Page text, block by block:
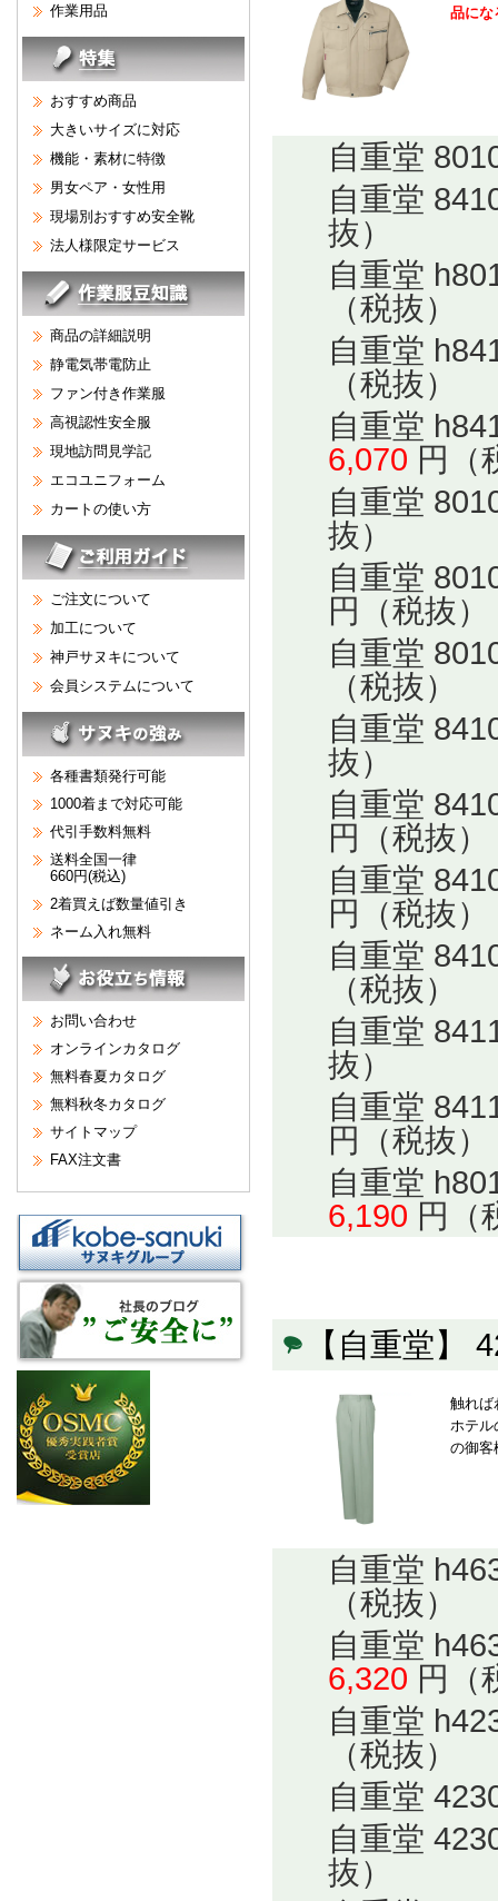
品にな
自重堂
自重堂
抜）
自重堂
（税抜）
自重堂
（税抜）
自重堂
6,070 円（
自重堂
抜）
自重堂
円（税抜）
自重堂
（税抜）
自重堂
抜）
自重堂
円（税抜）
自重堂
円（税抜）
自重堂
（税抜）
自重堂
抜）
自重堂
円（税抜）
自重堂
6,190 円（
【自重堂
触れば
ホテル
の御客
自重堂
（税抜）
自重堂
6,320 円（
自重堂
（税抜）
自重堂
自重堂
抜）
作業用品
おすすめ商品
大きいサイズに対応
機能・素材に特徴
男女ペア・女性用
現場別おすすめ安全靴
法人様限定サービス
商品の詳細説明
静電気帯電防止
ファン付き作業服
高視認性安全服
現地訪問見学記
エコユニフォーム
カートの使い方
ご注文について
加工について
神戸サヌキについて
会員システムについて
各種書類発行可能
1000着まで対応可能
代引手数料無料
送料全国一律
660円(税込)
2着買えば数量値引き
ネーム入れ無料
お問い合わせ
オンラインカタログ
無料春夏カタログ
無料秋冬カタログ
サイトマップ
FAX注文書